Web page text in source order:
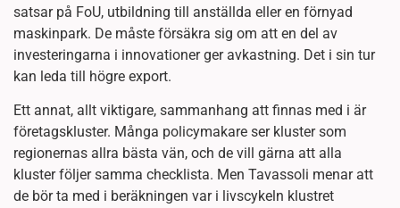
satsar på FoU, utbildning till anställda eller en förnyad
maskinpark. De måste försäkra sig om att en del av
investeringarna i innovationer ger avkastning. Det i sin tur
kan leda till högre export.
Ett annat, allt viktigare, sammanhang att finnas med i är
företagskluster. Många policymakare ser kluster som
regionernas allra bästa vän, och de vill gärna att alla
kluster följer samma checklista. Men Tavassoli menar att
de bör ta med i beräkningen var i livscykeln klustret